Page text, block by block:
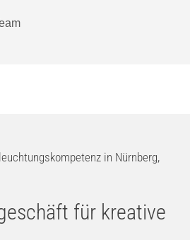
in Nürnberg,
für kreative